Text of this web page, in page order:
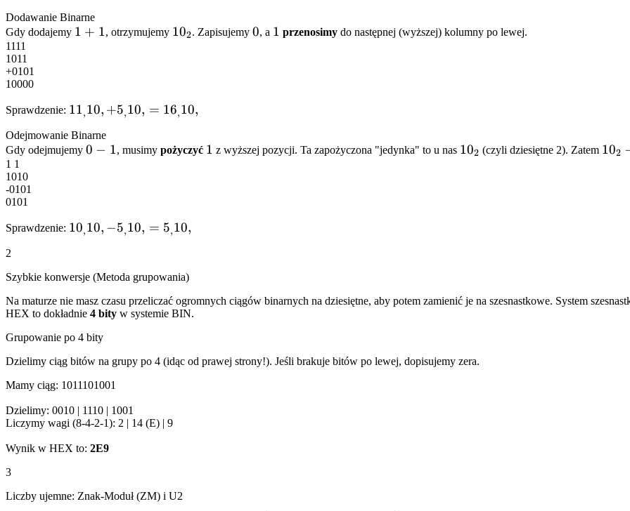
Dodawanie Binarne
Gdy dodajemy 1
1 + 1, otrzymujemy 10_2
102. Zapisujemy 0
0, a 1
1 przenosimydo następnej (wyższej) kolumny po lewej.
1111
1011
+0101
10000
Sprawdzenie: 11_,10,
5_,10,
=
11,10, +5,10, = 16,10,
Odejmowanie Binarne
Gdy odejmujemy 0
0 − 1, musimy pożyczyć 1
1 z wyższej pozycji. Ta zapożyczona "jedynka" to u nas 10_2
102 (czyli dziesiętne 2). Zatem 10_2
102
1 1
1010
-0101
0101
Sprawdzenie: 10_,10,
=
10,10, −5,10, = 5,10,
2
Szybkie konwersje (Metoda grupowania)
Na maturze nie masz czasu przeliczać ogromnych ciągów binarnych na dziesiętne, aby potem zamienić je na szesnastkowe. System
HEX to dokładnie 4 bity w systemie BIN.
Grupowanie po 4 bity
Dzielimy ciąg bitów na grupy po 4 (idąc od prawej strony!). Jeśli brakuje bitów po lewej, dopisujemy zera.
Mamy ciąg: 1011101001
Dzielimy: 0010 | 1110 | 1001
Liczymy wagi (8-4-2-1): 2 | 14 (E) | 9
Wynik w HEX to: 2E9
3
Liczby ujemne: Znak-Moduł (ZM) i U2